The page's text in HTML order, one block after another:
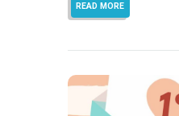
READ MORE